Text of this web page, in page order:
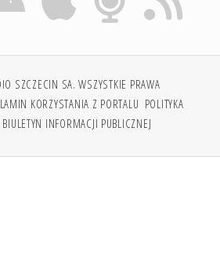
SZCZECIN SA. WSZYSTKIE PRAWA
KORZYSTANIA Z PORTALU POLITYKA
BIULETYN INFORMACJI PUBLICZNEJ